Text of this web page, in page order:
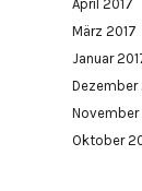
April 2017
März 2017
Januar
Dezember
November
Oktober